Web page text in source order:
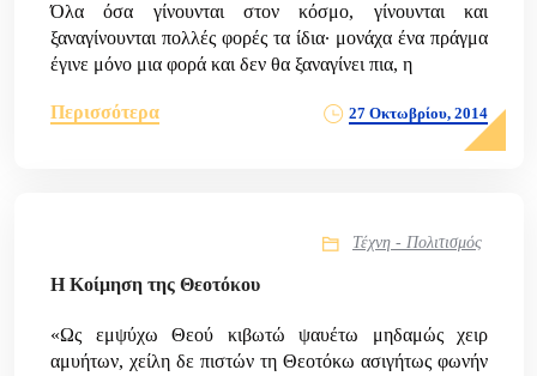
Όλα όσα γίνουνται στον κόσμο, γίνουνται και
ξαναγίνουνται πολλές φορές τα ίδια· μονάχα ένα πράγμα
έγινε μόνο μια φορά και δεν θα ξαναγίνει πια, η
Περισσότερα 27 Οκτωβρίου, 2014
Τέχνη - Πολιτισμός
Η Κοίμηση της Θεοτόκου
«Ως εμψύχω Θεού κιβωτώ ψαυέτω μηδαμώς χειρ
αμυήτων, χείλη δε πιστών τη Θεοτόκω ασιγήτως φωνήν